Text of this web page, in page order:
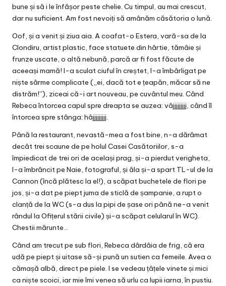
bune și să i le înfășor peste chelie. Cu timpul, au mai crescut,
dar nu suficient. Am fost nevoiți să amânăm căsătoria o lună.
Oof, și a venit și ziua aia. A coafat-o Estera, vară-sa de la
Clondiru, artist plastic, face statuete din hârtie, tămâie și
frunze uscate, o altă nebună, parcă ar fi fost făcute de
aceeași mamă! I-a sculat ciuful în creștet, l-a îmbârligat pe
niște sârme complicate („ei, dacă tot e țeapăn, măcar să ne
distrăm!”), ziceai că-i art nouveau, pe cuvântul meu. Când
Rebeca întorcea capul spre dreapta se auzea: vâjjjjjjjjj, când îl
întorcea spre stânga: hâjjjjjjjjj.
Până la restaurant, nevastă-mea a fost bine, n-a dărâmat
decât trei scaune de pe holul Casei Casătoriilor, s-a
împiedicat de trei ori de același prag, și-a pierdut verigheta,
l-a îmbrâncit pe Naie, fotograful, și ăla și-a spart TL-ul de la
Cannon (încă plătesc la el!), a scăpat buchetele de flori pe
jos, și-a dat pe piept juma de sticlă de șampanie, a rupt o
clanță de la WC (s-a dus la pipi de șase ori până ne-a venit
rândul la Ofițerul stării civile) și-a scăpat celularul în WC).
Chestii mărunte…
Când am trecut pe sub flori, Rebeca dârdâia de frig, că era
udă pe piept și uitase să-și pună un sutien ca femeile. Avea o
cămașă albă, direct pe piele. I se vedeau țâțele vinete și mici
ca niște scoici, iar mie îmi venea să urlu ca lupii iarna, în pustiu.